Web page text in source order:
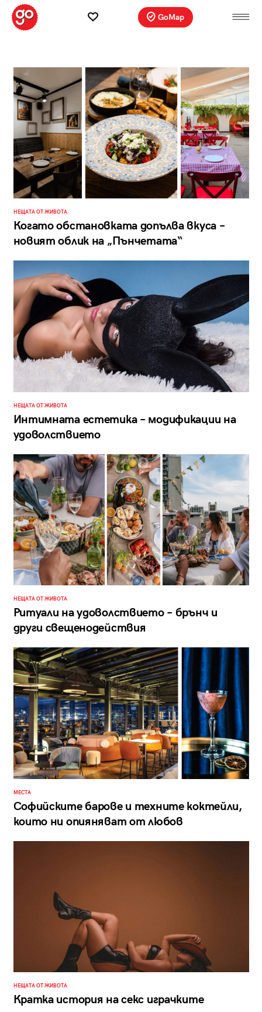
GoMap
НЕЩАТА ОТ ЖИВОТА
Когато обстановката допълва вкуса –
новият облик на „Пънчетата“
НЕЩАТА ОТ ЖИВОТА
Интимната естетика – модификации на
удоволствието
НЕЩАТА ОТ ЖИВОТА
Ритуали на удоволствието – брънч и
други свещенодействия
МЕСТА
Софийските барове и техните коктейли,
които ни опияняват от любов
НЕЩАТА ОТ ЖИВОТА
Кратка история на секс играчките